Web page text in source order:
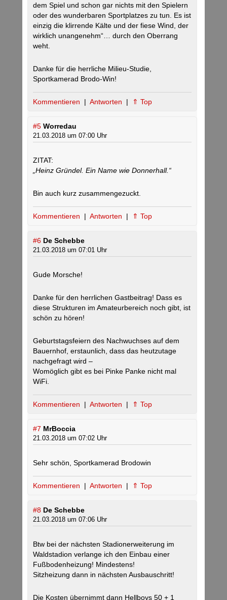
dem Spiel und schon gar nichts mit den Spielern
oder des wunderbaren Sportplatzes zu tun. Es ist
einzig die klirrende Kälte und der fiese Wind, der
wirklich unangenehm“… durch den Oberrang
weht.
Danke für die herrliche Milieu-Studie,
Sportkamerad Brodo-Win!
Kommentieren | Antworten | ⇑ Top
#5 Worredau
21.03.2018 um 07:00 Uhr
ZITAT:
„Heinz Gründel. Ein Name wie Donnerhall.“
Bin auch kurz zusammengezuckt.
Kommentieren | Antworten | ⇑ Top
#6 De Schebbe
21.03.2018 um 07:01 Uhr
Gude Morsche!
Danke für den herrlichen Gastbeitrag! Dass es
diese Strukturen im Amateurbereich noch gibt, ist
schön zu hören!
Geburtstagsfeiern des Nachwuchses auf dem
Bauernhof, erstaunlich, dass das heutzutage
nachgefragt wird –
Womöglich gibt es bei Pinke Panke nicht mal
WiFi.
Kommentieren | Antworten | ⇑ Top
#7 MrBoccia
21.03.2018 um 07:02 Uhr
Sehr schön, Sportkamerad Brodowin
Kommentieren | Antworten | ⇑ Top
#8 De Schebbe
21.03.2018 um 07:06 Uhr
Btw bei der nächsten Stadionerweiterung im
Waldstadion verlange ich den Einbau einer
Fußbodenheizung! Mindestens!
Sitzheizung dann in nächsten Ausbauschritt!
Die Kosten übernimmt dann Hellboys 50 + 1